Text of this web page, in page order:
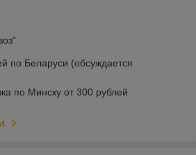
по Беларуси (обсуждается
по Минску от 300 рублей